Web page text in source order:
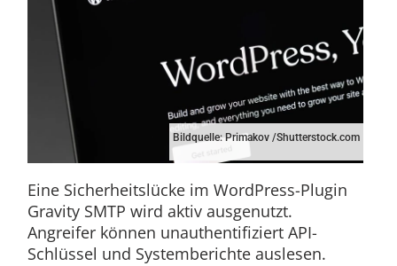
Bildquelle: Primakov /Shutterstock.com
Eine Sicherheitslücke im WordPress-Plugin
Gravity SMTP wird aktiv ausgenutzt.
Angreifer können unauthentifiziert API-
Schlüssel und Systemberichte auslesen.